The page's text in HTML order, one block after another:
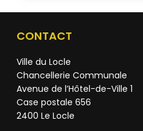
CONTACT
Ville du Locle
Chancellerie Communale
Avenue de l’Hôtel-de-Ville 1
Case postale 656
2400 Le Locle